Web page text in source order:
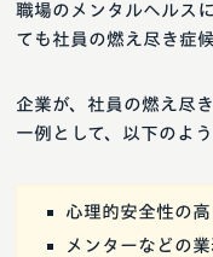
職場のメンタルヘルス
ても社員の燃え尽き症
企業が、社員の燃え尽
一例として、以下のよ
心理的安全性の
メンターなどの